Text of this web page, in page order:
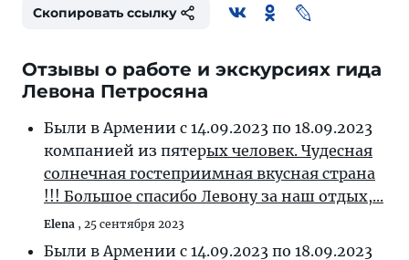
Скопировать ссылку
Отзывы о работе и экскурсиях гида
Левона Петросяна
Были в Армении с 14.09.2023 по 18.09.2023
компанией из пятерых человек. Чудесная
солнечная гостеприимная вкусная страна
!!! Большое спасибо Левону за наш отдых,...
Elena , 25 сентября 2023
Были в Армении с 14.09.2023 по 18.09.2023